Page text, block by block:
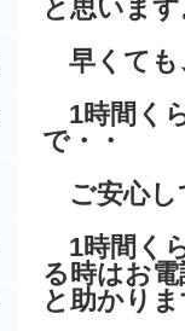
と思いま
早くても
1時間く
で・・
ご安心し
1時間く
る時はお
と助かり